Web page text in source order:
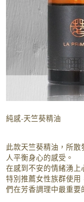
純感-天竺葵精油
此款天竺葵精油，所
人平衡身心的感受。
在感到不安的情緒湧上
特別推薦女性族群使
們在芳香調理中最重要